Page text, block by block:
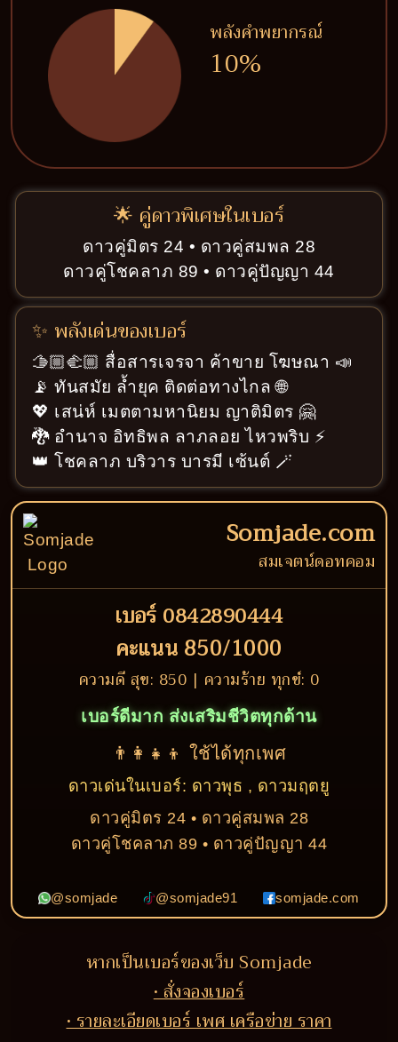
พลังคำพยากรณ์
10%
🌟 คู่ดาวพิเศษในเบอร์
ดาวคู่มิตร 24 • ดาวคู่สมพล 28
ดาวคู่โชคลาภ 89 • ดาวคู่ปัญญา 44
✨ พลังเด่นของเบอร์
🫱🏼‍🫲🏼 สื่อสารเจรจา ค้าขาย โฆษณา 📣
📡 ทันสมัย ล้ำยุค ติดต่อทางไกล 🌐
💖 เสน่ห์ เมตตามหานิยม ญาติมิตร 🤗
🐉 อำนาจ อิทธิพล ลาภลอย ไหวพริบ ⚡
👑 โชคลาภ บริวาร บารมี เซ้นต์ 🪄
Somjade.com
สมเจตน์ดอทคอม
เบอร์ 0842890444
คะแนน 850/1000
ความดี สุข: 850 | ความร้าย ทุกข์: 0
เบอร์ดีมาก ส่งเสริมชีวิตทุกด้าน
👨‍👩‍👧‍👦 ใช้ได้ทุกเพศ
ดาวเด่นในเบอร์: ดาวพุธ , ดาวมฤตยู
ดาวคู่มิตร 24 • ดาวคู่สมพล 28
ดาวคู่โชคลาภ 89 • ดาวคู่ปัญญา 44
@somjade @somjade91 somjade.com
หากเป็นเบอร์ของเว็บ Somjade
• สั่งจองเบอร์
• รายละเอียดเบอร์ เพศ เครือข่าย ราคา